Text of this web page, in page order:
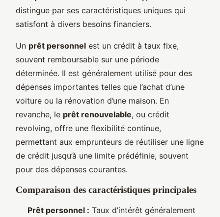
distingue par ses caractéristiques uniques qui
satisfont à divers besoins financiers.
Un prêt personnel est un crédit à taux fixe,
souvent remboursable sur une période
déterminée. Il est généralement utilisé pour des
dépenses importantes telles que l’achat d’une
voiture ou la rénovation d’une maison. En
revanche, le prêt renouvelable, ou crédit
revolving, offre une flexibilité continue,
permettant aux emprunteurs de réutiliser une ligne
de crédit jusqu’à une limite prédéfinie, souvent
pour des dépenses courantes.
Comparaison des caractéristiques principales
Prêt personnel : Taux d’intérêt généralement